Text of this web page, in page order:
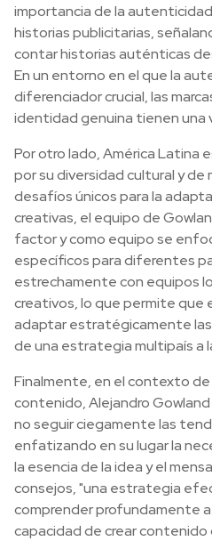
importancia de la
historias publicitarias,
contar historias auténticas
En un entorno en el que la
diferenciador crucial, las
identidad genuina tienen
Por otro lado, América Latina
por su diversidad cultural y
desafíos únicos para la
creativas, el equipo de
factor y como equipo se
específicos para diferentes
estrechamente con equipos
creativos, lo que permite
adaptar estratégicamente las
de una estrategia multipaís a
Finalmente, en el contexto
contenido, Alejandro
no seguir ciegamente las
enfatizando en su lugar la
la esencia de la idea y el
consejos, "una estrategia
comprender profundamente a
capacidad de crear contenido